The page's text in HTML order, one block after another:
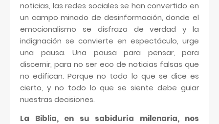
noticias, las redes sociales se han convertido en
un campo minado de desinformación, donde el
emocionalismo se disfraza de verdad y la
indignación se convierte en espectáculo, urge
una pausa. Una pausa para pensar, para
discernir, para no ser eco de noticias falsas que
no edifican. Porque no todo lo que se dice es
cierto, y no todo lo que se siente debe guiar
nuestras decisiones.
La Biblia, en su sabiduría milenaria, nos